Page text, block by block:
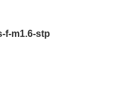
f-m1.6-stp